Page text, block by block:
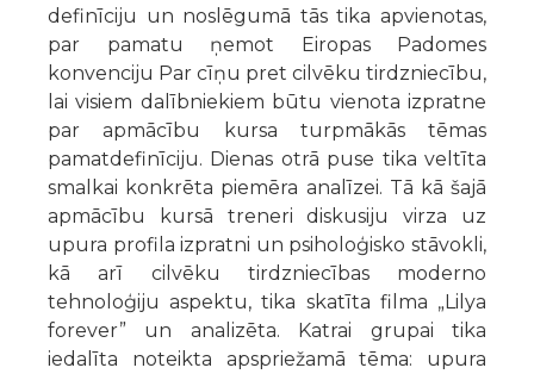
definīciju un noslēgumā tās tika apvienotas,
par pamatu ņemot Eiropas Padomes
konvenciju Par cīņu pret cilvēku tirdzniecību,
lai visiem dalībniekiem būtu vienota izpratne
par apmācību kursa turpmākās tēmas
pamatdefinīciju. Dienas otrā puse tika veltīta
smalkai konkrēta piemēra analīzei. Tā kā šajā
apmācību kursā treneri diskusiju virza uz
upura profila izpratni un psiholoģisko stāvokli,
kā arī cilvēku tirdzniecības moderno
tehnoloģiju aspektu, tika skatīta filma „Lilya
forever” un analizēta. Katrai grupai tika
iedalīta noteikta apspriežamā tēma: upura